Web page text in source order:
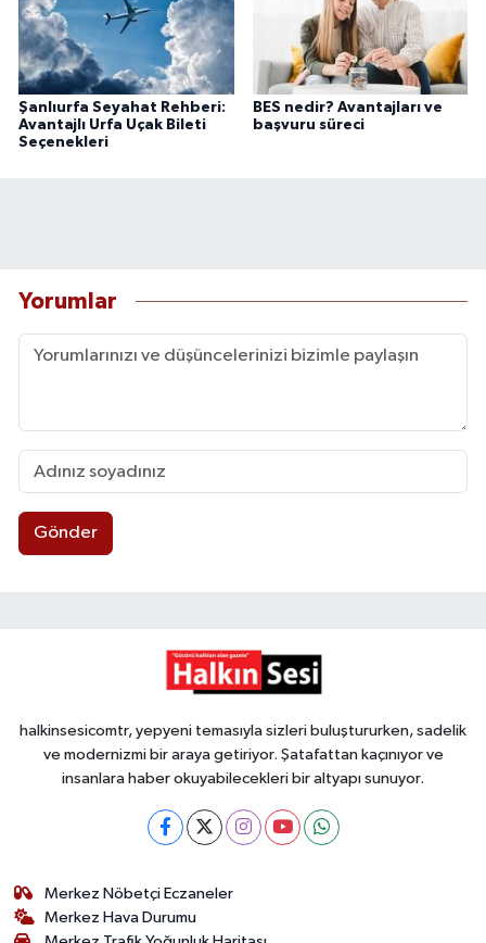
Şanlıurfa Seyahat Rehberi:
Avantajlı Urfa Uçak Bileti
Seçenekleri
BES nedir? Avantajları ve
başvuru süreci
Yorumlar
Gönder
halkinsesicomtr, yepyeni temasıyla sizleri buluştururken, sadelik
ve modernizmi bir araya getiriyor. Şatafattan kaçınıyor ve
insanlara haber okuyabilecekleri bir altyapı sunuyor.
Merkez Nöbetçi Eczaneler
Merkez Hava Durumu